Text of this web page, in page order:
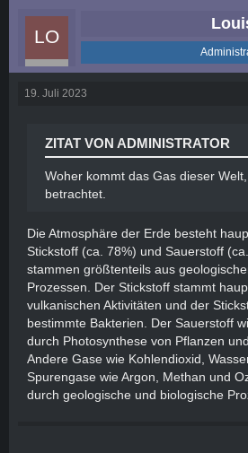
19. Juli 2023
ZITAT VON ADMINISTRATOR
Woher kommt das Gas dieser
betrachtet.
Die Atmosphäre der Erde besteht
Stickstoff (ca. 78%) und Sauerstoff
stammen größtenteils aus
Prozessen. Der Stickstoff stammt
vulkanischen Aktivitäten und der
bestimmte Bakterien. Der Sauerstoff
durch Photosynthese von Pflanzen
Andere Gase wie Kohlendioxid,
Spurengase wie Argon, Methan und
durch geologische und biologische